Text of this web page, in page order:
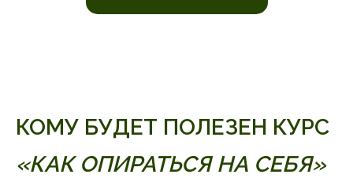
КОМУ БУДЕТ ПОЛЕЗЕН КУРС
«КАК ОПИРАТЬСЯ НА СЕБЯ»